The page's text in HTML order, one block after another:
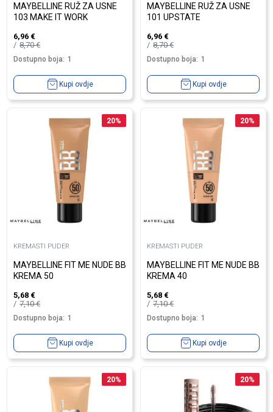
MAYBELLINE RUŽ ZA USNE
103 MAKE IT WORK
6,96 €
8,70€
Dostupno boja: 1
Kupi ovdje
MAYBELLINE RUŽ ZA USNE
101 UPSTATE
6,96 €
8,70€
Dostupno boja: 1
Kupi ovdje
20%
KREMASTI PUDER
MAYBELLINE FIT ME NUDE BB
KREMA 50
5,68 €
7,10€
Dostupno boja: 1
Kupi ovdje
20%
KREMASTI PUDER
MAYBELLINE FIT ME NUDE BB
KREMA 40
5,68 €
7,10€
Dostupno boja: 1
Kupi ovdje
20% 20%